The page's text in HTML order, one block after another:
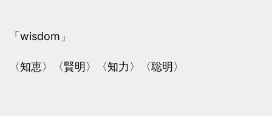
「wisdom」
〈知恵〉〈賢明〉〈知力〉〈聡明〉